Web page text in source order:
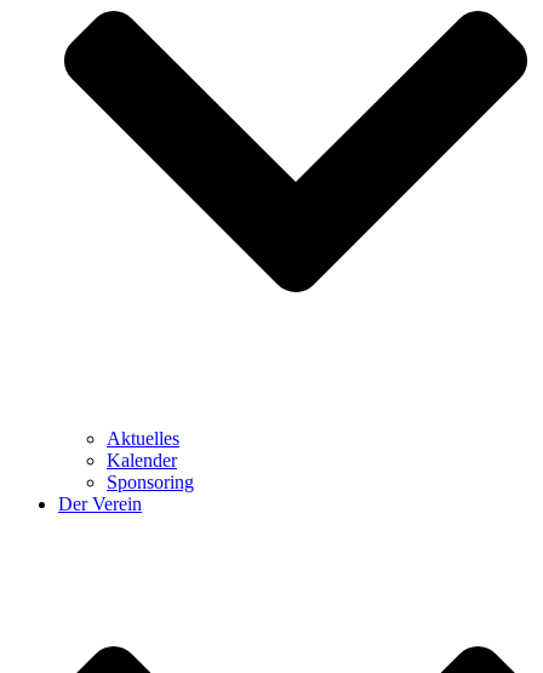
Aktuelles
Kalender
Sponsoring
Der Verein